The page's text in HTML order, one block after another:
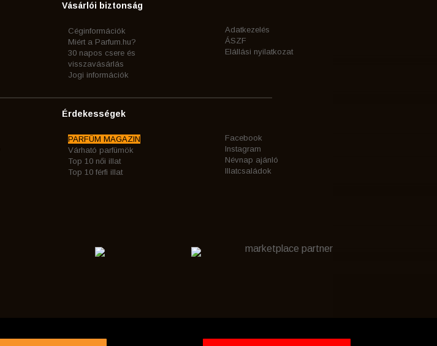
Vásárlói biztonság
Céginformációk
Miért a Parfum.hu?
30 napos csere és
visszavásárlás
Jogi információk
Adatkezelés
ÁSZF
Elállási nyilatkozat
Érdekességek
PARFÜM MAGAZIN
Várható parfümök
Top 10 női illat
Top 10 férfi illat
Facebook
Instagram
Névnap ajánló
Illatcsaládok
marketplace partner